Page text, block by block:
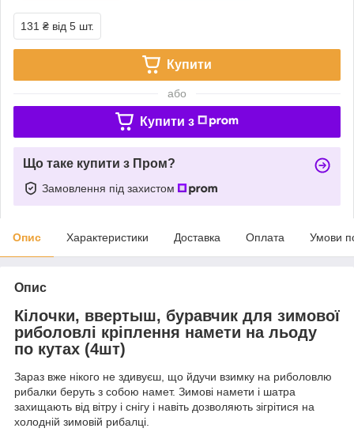
131 ₴ від 5 шт.
Купити
або
Купити з
Що таке купити з Пром?
Замовлення під захистом
Опис Характеристики Доставка Оплата Умови
Опис
Кілочки, ввертыш, буравчик для зимової
риболовлі кріплення намети на льоду
по кутах (4шт)
Зараз вже нікого не здивуєш, що йдучи взимку на риболовлю
рибалки беруть з собою намет. Зимові намети і шатра
захищають від вітру і снігу і навіть дозволяють зігрітися на
холодній зимовій рибалці.